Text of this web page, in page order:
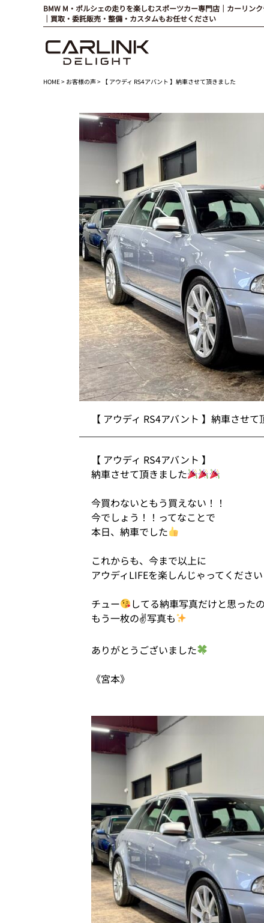
BMW M・ポルシェの走りを楽しむスポーツカー専門店｜カーリン
｜買取・委託販売・整備・カスタムもお任せください
HOME> お客様の声> 【 アウディ RS4アバント 】納車させて頂きました
【 アウディ RS4アバント 】納車させ
【 アウディ RS4アバント 】
納車させて頂きました
今買わないともう買えない！！
今でしょう！！ってなことで
本日、納車でした
これからも、今まで以上に
アウディLIFEを楽しんじゃってくださ
チュー
してる納車写真だけと思った
もう一枚の✌写真も
ありがとうございました
《宮本》